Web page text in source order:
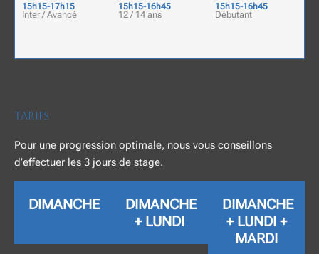
15h15-17h15
Inter / Avancé
15h15-16h45
12 / 14 ans
15h15-16h45
Débutant
Tarifs
Pour une progression optimale, nous vous conseillons
d’effectuer les 3 jours de stage.
DIMANCHE
DIMANCHE
+ LUNDI
DIMANCHE
+ LUNDI +
MARDI